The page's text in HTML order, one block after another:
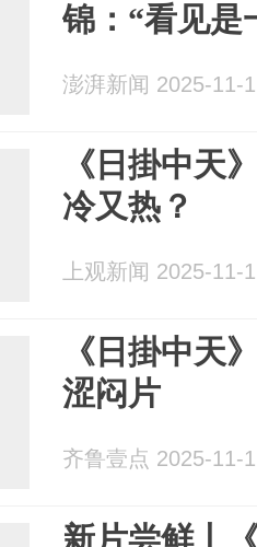
锦：“看见是
澎湃新闻 2025-11-
《日掛中天
冷又热？
上观新闻 2025-11-
《日掛中天
涩闷片
齐鲁壹点 2025-11-
新片尝鲜丨